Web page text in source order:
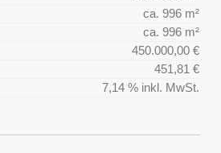
ca. 996 m²
ca. 996 m²
450.000,00 €
451,81 €
7,14 % inkl. MwSt.